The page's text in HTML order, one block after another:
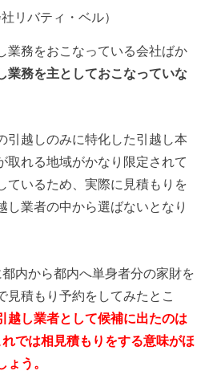
リバティ・ベル）
業務をおこなっている会社ばか
業務を主としておこなっていな
引越しのみに特化した引越し本
取れる地域がかなり限定されて
ているため、実際に見積もりを
し業者の中から選ばないとなり
内から都内へ単身者分の家財を
見積もり予約をしてみたとこ
越し業者として候補に出たのは
れでは相見積もりをする意味がほ
う。